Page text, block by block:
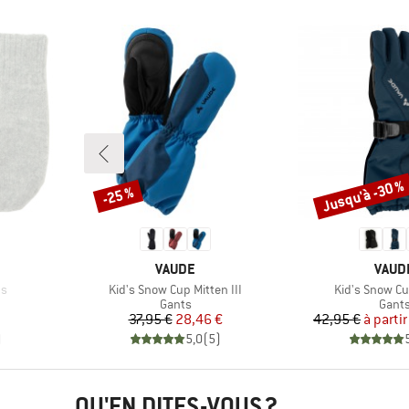
MARQUE
VAUDE
Article
Kid's Snow Cup Mitten III
Product group
Gants
Prix
37,95 € Prix réduit
28,46 €
5,0(5)
Remise
-25 %
Article
Kid's Snow
42,95 € à
Remise
Jusqu'à -30 %